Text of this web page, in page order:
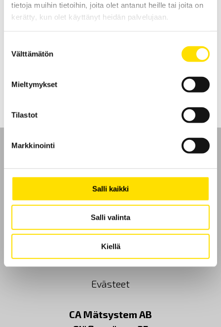
tietoja muihin tietoihin, joita olet antanut heille tai joita on
kerätty, kun olet käyttänyt heidän palvelujaan.
valinta
Välttämätön
Mieltymykset
Tilastot
Markkinointi
Salli kaikki
Salli valinta
Kiellä
F205, F407 & F607 Monitoimipihtimittarit AC/DC
loggeritoiminnolla
Monitoimipihtimittarit tasa- ja vaihtovirta TRMS mittauksiin. Mittaa
yliaaltoarvoja. Käytännöllinen loggeritoiminto sekä Bluetooth-
Etusivu
Ota yhteyttä
Tietoa meistä
GDPR
Evästeet
CA Mätsystem AB